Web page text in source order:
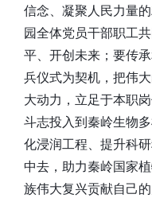
信念、凝聚人民力量
园全体党员干部职工
平、开创未来；要传
兵仪式为契机，把伟
大动力，立足于本职
斗志投入到秦岭生物
化浸润工程、提升科
中去，助力秦岭国家
族伟大复兴贡献自己的